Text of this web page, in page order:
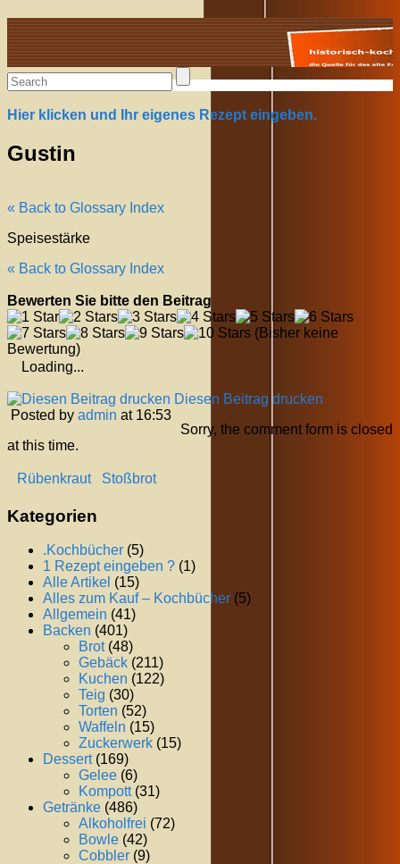
Alte Rezepte online
Hier klicken und Ihr eigenes Rezept eingeben.
Gustin
« Back to Glossary Index
Speisestärke
« Back to Glossary Index
Bewerten Sie bitte den Beitrag
(Bisher keine
Bewertung)
Loading...
Diesen Beitrag drucken
Posted by admin at 16:53
Sorry, the comment form is closed
at this time.
Rübenkraut Stoßbrot
Kategorien
.Kochbücher (5)
1 Rezept eingeben ? (1)
Alle Artikel (15)
Alles zum Kauf – Kochbücher (5)
Allgemein (41)
Backen (401)
Brot(48)
Gebäck (211)
Kuchen (122)
Teig (30)
Torten (52)
Waffeln (15)
Zuckerwerk (15)
Dessert(169)
Gelee (6)
Kompott(31)
Getränke (486)
Alkoholfrei (72)
Bowle (42)
Cobbler (9)